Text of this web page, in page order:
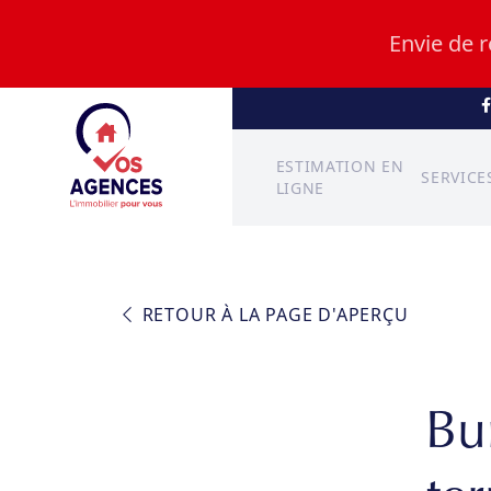
Envie de
ESTIMATION EN
LIGNE
RETOUR À LA PAGE D'APERÇU